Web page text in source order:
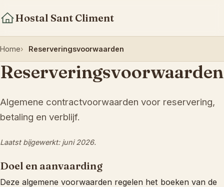
Hostal Sant Climent
Home Reserveringsvoorwaarden
Reserveringsvoorwaarden
Algemene contractvoorwaarden voor reservering,
betaling en verblijf.
Laatst bijgewerkt: juni 2026.
Doel en aanvaarding
Deze algemene voorwaarden regelen het boeken van de